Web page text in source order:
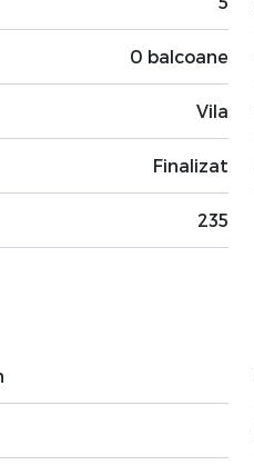
0 balcoane
Vila
Finalizat
235